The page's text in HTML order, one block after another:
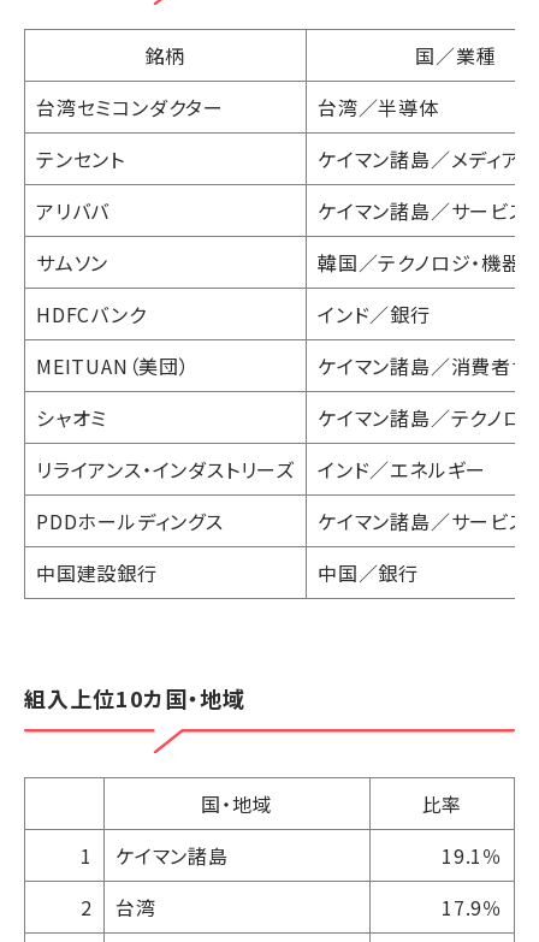
銘柄
国／業種
台湾セミコンダクター
台湾／半導体
テンセント
ケイマン諸島／メディア
アリババ
ケイマン諸島／サービス
サムソン
韓国／テクノロジ・機器
HDFCバンク
インド／銀行
MEITUAN（美団）
ケイマン諸島／消費者サ
シャオミ
ケイマン諸島／テクノロ
リライアンス・インダストリーズ
インド／エネルギー
PDDホールディングス
ケイマン諸島／サービス
中国建設銀行
中国／銀行
組入上位10カ国・地域
国・地域
比率
1
ケイマン諸島
19.1％
2
台湾
17.9％